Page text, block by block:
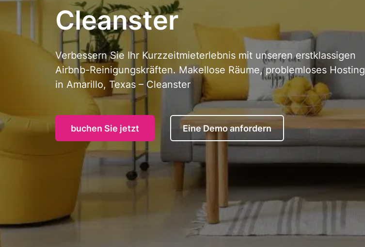
Cleanster
Verbessern Sie Ihr Kurzzeitmieterlebnis mit unseren erstklassigen
Airbnb-Reinigungskräften. Makellose Räume, problemloses Hosting
in Amarillo, Texas – Cleanster
buchen Sie jetzt Eine Demo anfordern